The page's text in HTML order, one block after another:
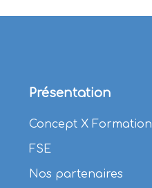
Présentation
Concept X Formation
FSE
Nos partenaires